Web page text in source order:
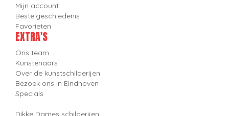
Mijn account
Bestelgeschiedenis
Favorieten
EXTRA'S
Ons team
Kunstenaars
Over de kunstschilderijen
Bezoek ons in Eindhoven
Specials
Dikke Dames schilderijen